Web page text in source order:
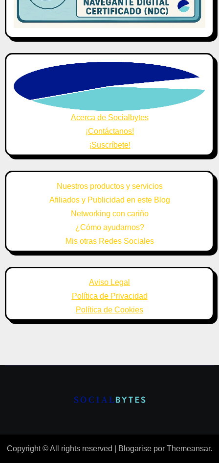
Acerca de Socialbytes
¡Contáctanos!
¡Suscríbete!
Nuestros productos y servicios
Afiliados y Publicidad en este Blog
Networking con cariño
¿Cómo ayudarnos?
Mis otras Redes Sociales
Aviso Legal
Política de Privacidad
Política de Cookies
Copyright © All rights reserved Blogarise por Themeansar.